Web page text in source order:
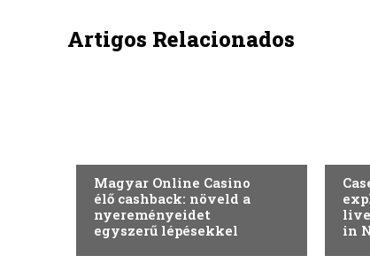
Artigos Relacionados
Magyar Online Casino
élő cashback: növeld a
nyereményeidet
egyszerű lépésekkel
in